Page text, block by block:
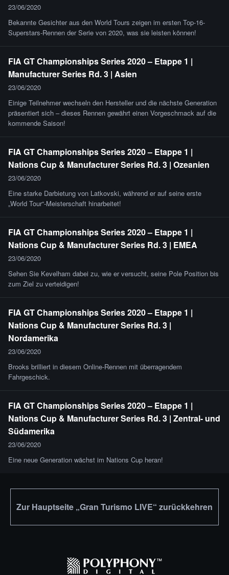
23/06/2020
Bekannte Gesichter aus den World Tours zeigen im ersten Top-16-
Superstars-Rennen der Serie von 2020, was sie leisten können!
FIA GT Championships Series 2020 – Etappe 1 |
Manufacturer Series Rd. 3 | Asien
23/06/2020
Einige Teilnehmer wechseln den Hersteller und die nächste Generation
präsentiert sich – dieses Rennen gewährt einen Vorgeschmack auf die
kommende Saison!
FIA GT Championships Series 2020 – Etappe 1 |
Nations Cup & Manufacturer Series Rd. 3 | Ozeanien
23/06/2020
Eine starke Darbietung von Latkovski, während er auf seine erste
„World Tour“-Meisterschaft hinarbeitet!
FIA GT Championships Series 2020 – Etappe 1 |
Nations Cup & Manufacturer Series Rd. 3 | EMEA
23/06/2020
Sehen Sie Kevelham dabei zu, wie er versucht, seine Pole Position bis
zum Ziel zu verteidigen!
FIA GT Championships Series 2020 – Etappe 1 |
Nations Cup & Manufacturer Series Rd. 3 |
Nordamerika
23/06/2020
Brooks brilliert in diesem Online-Rennen mit überragendem
Fahrgeschick.
FIA GT Championships Series 2020 – Etappe 1 |
Nations Cup & Manufacturer Series Rd. 3 | Zentral- und
Südamerika
23/06/2020
Eine neue Generation wächst im Nations Cup heran!
Zur Hauptseite „Gran Turismo LIVE“ zurückkehren